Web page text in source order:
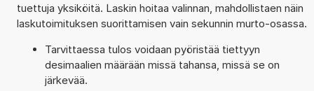
tuettuja yksiköitä. Laskin hoitaa valinnan, mahdollistaen näin
laskutoimituksen suorittamisen vain sekunnin murto-osassa.
Tarvittaessa tulos voidaan pyöristää tiettyyn
desimaalien määrään missä tahansa, missä se on
järkevää.